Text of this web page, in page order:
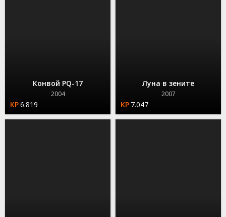
Конвой PQ-17
2004
6.819
Луна в зените
2007
7.047